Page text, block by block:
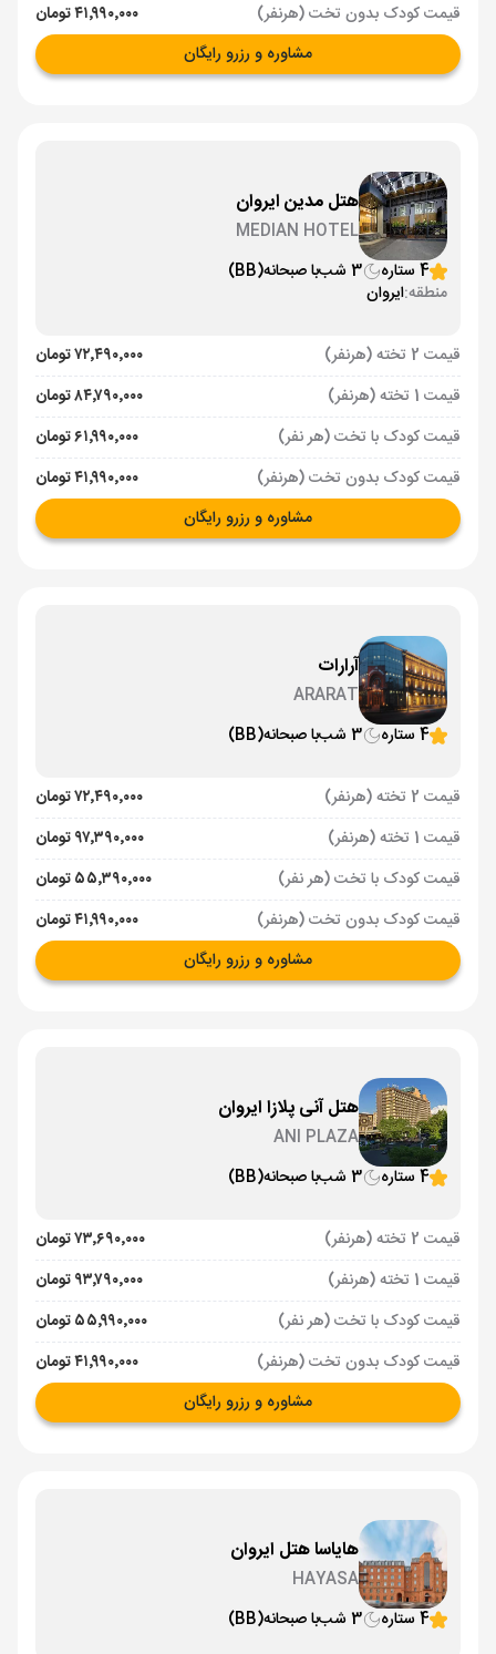
قیمت کودک بدون تخت (هرنفر)
۴۱٬۹۹۰٬۰۰۰ تومان
مشاوره و رزرو رایگان
هتل مدین ایروان
MEDIAN HOTEL
4 ستاره
3 شب با صبحانه(BB)
منطقه:ایروان
قیمت 2 تخته (هرنفر)
۷۲٬۴۹۰٬۰۰۰ تومان
قیمت 1 تخته (هرنفر)
۸۴٬۷۹۰٬۰۰۰ تومان
قیمت کودک با تخت (هر نفر)
۶۱٬۹۹۰٬۰۰۰ تومان
قیمت کودک بدون تخت (هرنفر)
۴۱٬۹۹۰٬۰۰۰ تومان
مشاوره و رزرو رایگان
آرارات
ARARAT
4 ستاره
3 شب با صبحانه(BB)
قیمت 2 تخته (هرنفر)
۷۲٬۴۹۰٬۰۰۰ تومان
قیمت 1 تخته (هرنفر)
۹۷٬۳۹۰٬۰۰۰ تومان
قیمت کودک با تخت (هر نفر)
۵۵٬۳۹۰٬۰۰۰ تومان
قیمت کودک بدون تخت (هرنفر)
۴۱٬۹۹۰٬۰۰۰ تومان
مشاوره و رزرو رایگان
هتل آنی پلازا ایروان
ANI PLAZA
4 ستاره
3 شب با صبحانه(BB)
قیمت 2 تخته (هرنفر)
۷۳٬۶۹۰٬۰۰۰ تومان
قیمت 1 تخته (هرنفر)
۹۳٬۷۹۰٬۰۰۰ تومان
قیمت کودک با تخت (هر نفر)
۵۵٬۹۹۰٬۰۰۰ تومان
قیمت کودک بدون تخت (هرنفر)
۴۱٬۹۹۰٬۰۰۰ تومان
مشاوره و رزرو رایگان
هایاسا هتل ایروان
HAYASA
4 ستاره
3 شب با صبحانه(BB)